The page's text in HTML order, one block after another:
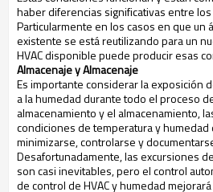
haber diferencias significativas entre
Particularmente en los casos en que un
existente se está reutilizando para un
HVAC disponible puede producir esas
Almacenaje y Almacenaje
Es importante considerar la exposición
a la humedad durante todo el proceso
almacenamiento y el almacenamiento,
condiciones de temperatura y
minimizarse, controlarse y
Desafortunadamente, las excursiones
son casi inevitables, pero el control
de control de HVAC y humedad